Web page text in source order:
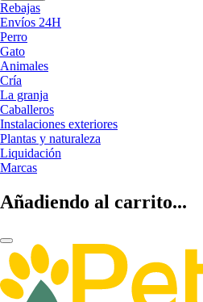
Rebajas
Envíos 24H
Perro
Gato
Animales
Cría
La granja
Caballeros
Instalaciones exteriores
Plantas y naturaleza
Liquidación
Marcas
Añadiendo al carrito...